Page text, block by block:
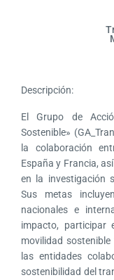
Descripción:
El Grupo de
Sostenible»
la colaboración
España y Francia,
en la investigación
Sus metas
nacionales e
impacto, participar
movilidad
las entidades
sostenibilidad del